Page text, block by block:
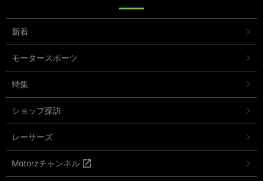
新着
モータースポーツ
特集
ショップ探訪
レーサーズ
Motorzチャンネル